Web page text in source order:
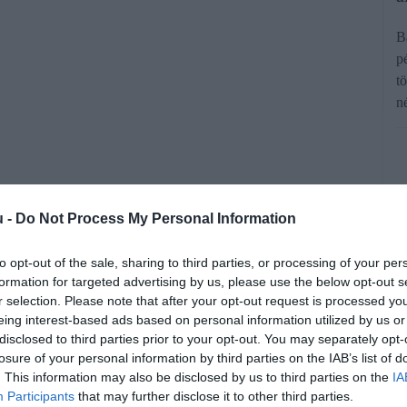
- Do Not Process My Personal Information
opt-out of the sale, sharing to third parties, or processing of your
for targeted advertising by us, please use the below opt-out
selection. Please note that after your opt-out request is processed
interest-based ads based on personal information utilized by us
to third parties prior to your opt-out. You may separately
of your personal information by third parties on the IAB’s list of
This information may also be disclosed by us to third parties on the
Participants that may further disclose it to other third parties.
le a magyar hatóságok egy
Különböző banános dobozokban
származó kábítószerre bukkantak,
a 17 milliárd forintot.